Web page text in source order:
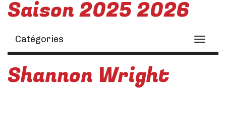
Saison 2025 2026
Toggle
Catégories
Shannon Wright